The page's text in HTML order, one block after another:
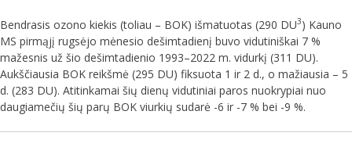
Bendrasis ozono kiekis (toliau – BOK) išmatuotas (290 DU3) Kauno
MS pirmąjį rugsėjo mėnesio dešimtadienį buvo vidutiniškai 7 %
mažesnis už šio dešimtadienio 1993–2022 m. vidurkį (311 DU).
Aukščiausia BOK reikšmė (295 DU) fiksuota 1 ir 2 d., o mažiausia – 5
d. (283 DU). Atitinkamai šių dienų vidutiniai paros nuokrypiai nuo
daugiamečių šių parų BOK viurkių sudarė -6 ir -7 % bei -9 %.